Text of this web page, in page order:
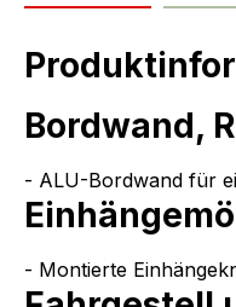
Bordwand,
- ALU-Bordwand für
- Montierte